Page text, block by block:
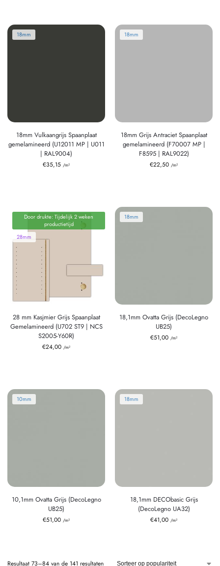
18mm
18mm Vulkaangrijs Spaanplaat
gemelamineerd (U12011 MP | U011
| RAL9004)
€35,15 /m²
18mm
18mm Grijs Antraciet Spaanplaat
gemelamineerd (F70007 MP |
F8595 | RAL9022)
€22,50 /m²
Door drukte: Tijdelijk 2 weken
productietijd
28mm
28 mm Kasjmier Grijs Spaanplaat
Gemelamineerd (U702 ST9 | NCS
S2005-Y60R)
€24,00 /m²
18mm
18,1mm Ovatta Grijs (DecoLegno
UB25)
€51,00 /m²
10mm
10,1mm Ovatta Grijs (DecoLegno
UB25)
€51,00 /m²
18mm
18,1mm DECObasic Grijs
(DecoLegno UA32)
€41,00 /m²
Resultaat 73–84 van de 141 resultaten